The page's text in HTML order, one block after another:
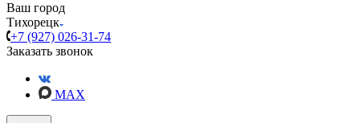
Ваш город
Тихорецк
+7 (927) 026-31-74
Заказать звонок
MAX